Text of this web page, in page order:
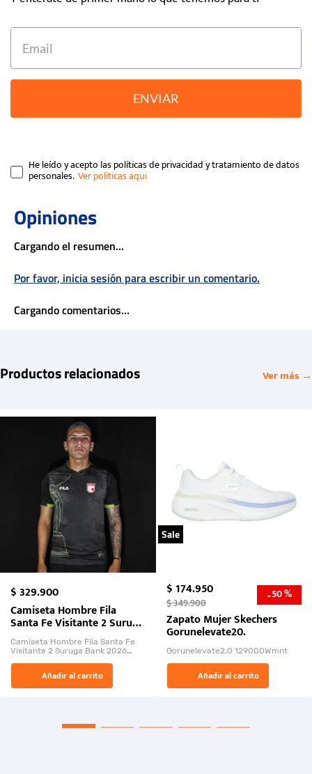
ENVIAR
He leído y acepto las políticas de privacidad y tratamiento de datos
personales.
Cargando el resumen…
Por favor, inicia sesión para escribir un comentario.
Cargando comentarios…
Productos relacionados Ver más →
$329.900
Camiseta Hombre Fila
Santa Fe Visitante 2 Suruga
Bank 2026
Camiseta Hombre Fila Santa Fe
Visitante 2 Suruga Bank 2026
El Rugido del Sol Naciente:
“Primeros para la Et...
Añadir al carrito
Sale
$174.950
$349.900 -50 %
Zapato Mujer Skechers
Gorunelevate20.
Gorunelevate2.0 129000Wmnt
Añadir al carrito